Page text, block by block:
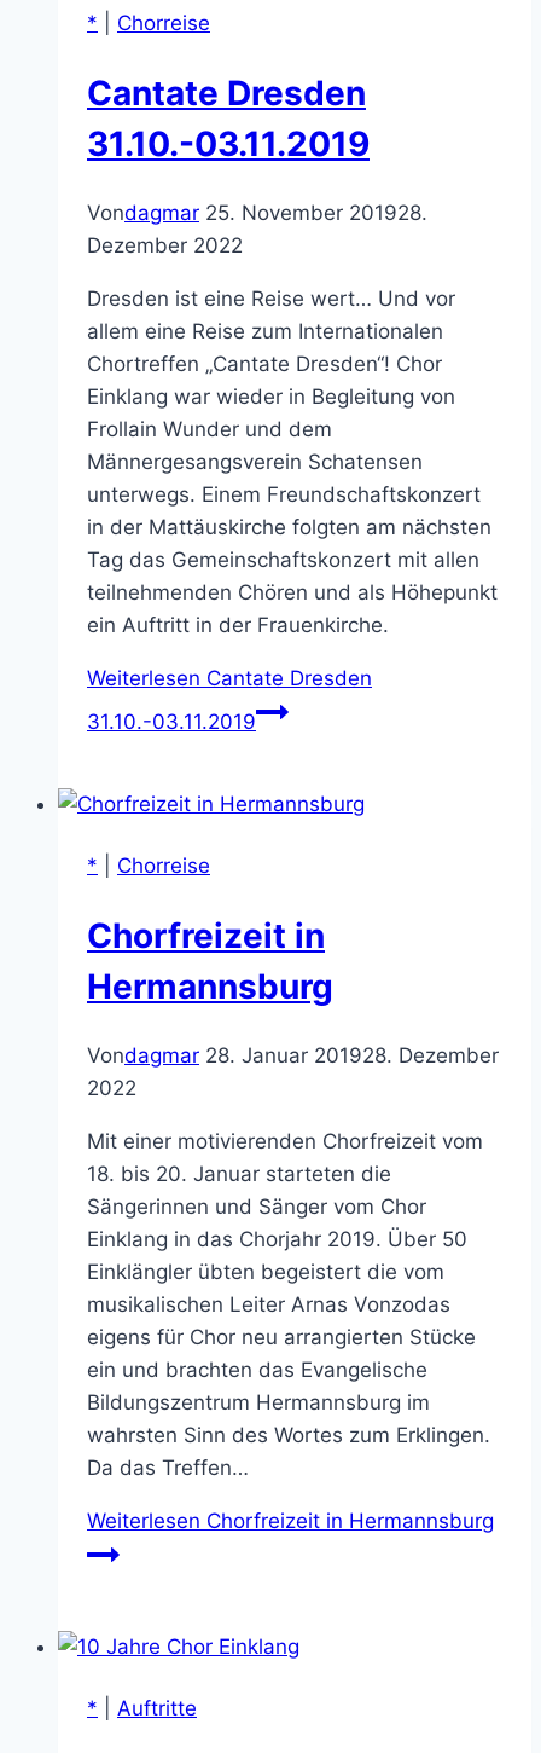
* Chorreise
Cantate Dresden
31.10.-03.11.2019
Vondagmar 25. November 201928.
Dezember 2022
Dresden ist eine Reise wert… Und vor
allem eine Reise zum Internationalen
Chortreffen „Cantate Dresden“! Chor
Einklang war wieder in Begleitung von
Frollain Wunder und dem
Männergesangsverein Schatensen
unterwegs. Einem Freundschaftskonzert
in der Mattäuskirche folgten am nächsten
Tag das Gemeinschaftskonzert mit allen
teilnehmenden Chören und als Höhepunkt
ein Auftritt in der Frauenkirche.
Weiterlesen Cantate Dresden
31.10.-03.11.2019
* Chorreise
Chorfreizeit in
Hermannsburg
Vondagmar 28. Januar 201928. Dezember
2022
Mit einer motivierenden Chorfreizeit vom
18. bis 20. Januar starteten die
Sängerinnen und Sänger vom Chor
Einklang in das Chorjahr 2019. Über 50
Einklängler übten begeistert die vom
musikalischen Leiter Arnas Vonzodas
eigens für Chor neu arrangierten Stücke
ein und brachten das Evangelische
Bildungszentrum Hermannsburg im
wahrsten Sinn des Wortes zum Erklingen.
Da das Treffen…
Weiterlesen Chorfreizeit in Hermannsburg
* Auftritte